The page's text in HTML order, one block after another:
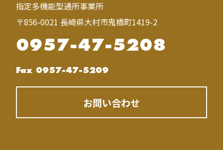
指定多機能型通所事業所
〒856-0021 長崎県大村市鬼橋町1419-2
0957-47-5208
Fax 0957-47-5209
お問い合わせ